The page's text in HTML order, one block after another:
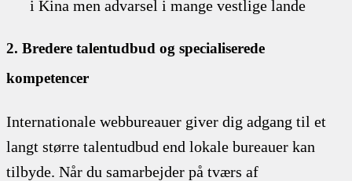
i Kina men advarsel i mange vestlige lande
2. Bredere talentudbud og specialiserede
kompetencer
Internationale webbureauer giver dig adgang til et
langt større talentudbud end lokale bureauer kan
tilbyde. Når du samarbejder på tværs af